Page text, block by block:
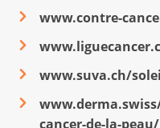
www.contre-
www.suva.ch/
cancer-de-la-peau/